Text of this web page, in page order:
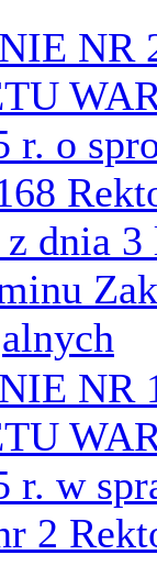
NR
r. o
dnia
NR
r. w
2